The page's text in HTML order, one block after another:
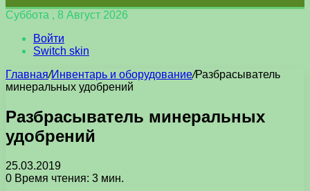
Суббота , 8 Август 2026
Войти
Switch skin
Главная/Инвентарь и оборудование/Разбрасыватель
минеральных удобрений
Разбрасыватель минеральных
удобрений
25.03.2019
0 Время чтения: 3 мин.